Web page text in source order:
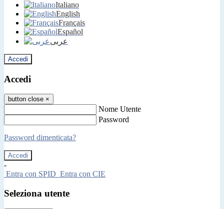
Italiano
English
Français
Español
عربى
Accedi
Accedi
button close ×
Nome Utente
Password
Password dimenticata?
-
Entra con SPID Entra con CIE
Seleziona utente